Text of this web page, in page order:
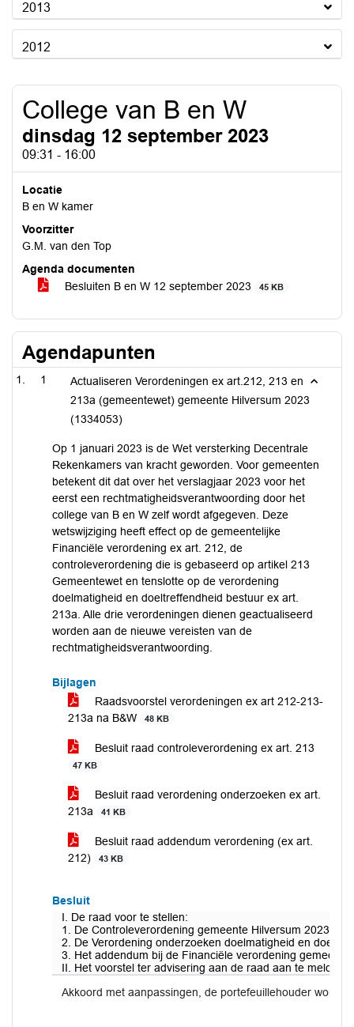
2013
2012
College van B en W
dinsdag 12 september 2023
09:31 - 16:00
Locatie
B en W kamer
Voorzitter
G.M. van den Top
Agenda documenten
Besluiten B en W 12 september 2023
45 KB
Agendapunten
1
Actualiseren Verordeningen ex art.212, 213 en
213a (gemeentewet) gemeente Hilversum 2023
(1334053)
Op 1 januari 2023 is de Wet versterking Decentrale
Rekenkamers van kracht geworden. Voor gemeenten
betekent dit dat over het verslagjaar 2023 voor het
eerst een rechtmatigheidsverantwoording door het
college van B en W zelf wordt afgegeven. Deze
wetswijziging heeft effect op de gemeentelijke
Financiële verordening ex art. 212, de
controleverordening die is gebaseerd op artikel 213
Gemeentewet en tenslotte op de verordening
doelmatigheid en doeltreffendheid bestuur ex art.
213a. Alle drie verordeningen dienen geactualiseerd
worden aan de nieuwe vereisten van de
rechtmatigheidsverantwoording.
Bijlagen
Raadsvoorstel verordeningen ex art 212-213-
213a na B&W
48 KB
Besluit raad controleverordening ex art. 213
47 KB
Besluit raad verordening onderzoeken ex art.
213a
41 KB
Besluit raad addendum verordening (ex art.
212)
43 KB
Besluit
I. De raad voor te stellen:
1. De Controleverordening gemeente Hilversum 2023
2. De Verordening onderzoeken doelmatigheid en
3. Het addendum bij de Financiële verordening
II. Het voorstel ter advisering aan de raad aan te melden
Akkoord met aanpassingen, de portefeuillehouder wordt